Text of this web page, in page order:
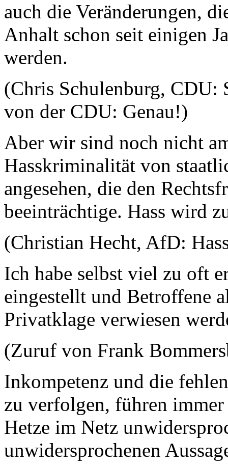
auch die Veränderungen,
Anhalt schon seit einigen
werden.
(Chris Schulenburg, CDU:
von der CDU: Genau!)
Aber wir sind noch nicht
Hasskriminalität von
angesehen, die den
beeinträchtige. Hass wird
(Christian Hecht, AfD:
Ich habe selbst viel zu oft
eingestellt und Betroffene
Privatklage verwiesen
(Zuruf von Frank
Inkompetenz und die
zu verfolgen, führen immer
Hetze im Netz
unwidersprochenen